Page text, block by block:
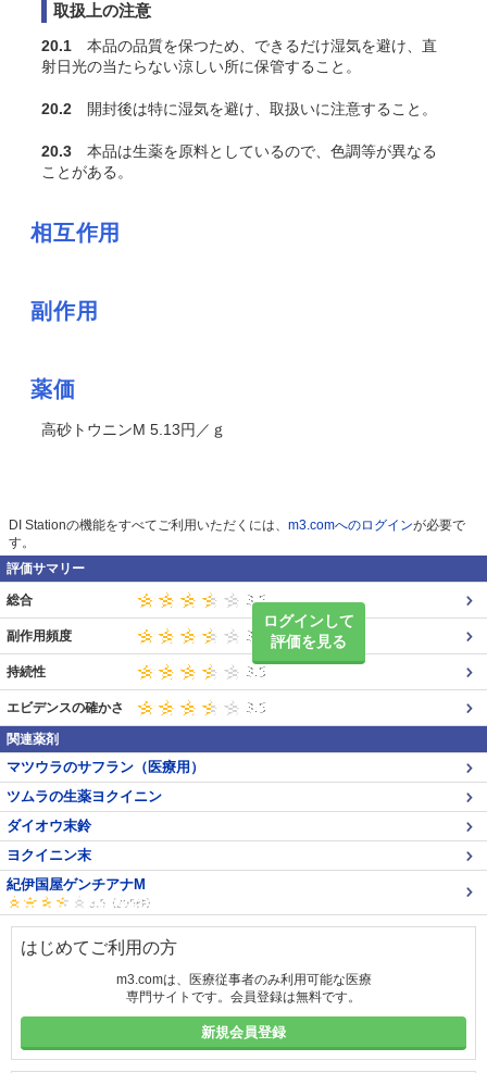
取扱上の注意
20.1 本品の品質を保つため、できるだけ湿気を避け、直
射日光の当たらない涼しい所に保管すること。
20.2 開封後は特に湿気を避け、取扱いに注意すること。
20.3 本品は生薬を原料としているので、色調等が異なる
ことがある。
相互作用
副作用
薬価
高砂トウニンM 5.13円／ｇ
DI Stationの機能をすべてご利用いただくには、 m3.comへのログインが必要で
す。
評価サマリー
ログインして
評価を見る
総合
副作用頻度
持続性
エビデンスの確かさ
関連薬剤
マツウラのサフラン（医療用）
ツムラの生薬ヨクイニン
ダイオウ末鈴
ヨクイニン末
紀伊国屋ゲンチアナM
はじめてご利用の方
m3.comは、医療従事者のみ利用可能な医療
専門サイトです。会員登録は無料です。
新規会員登録